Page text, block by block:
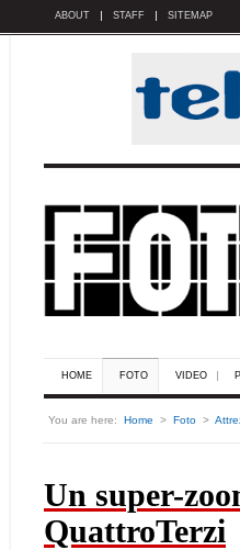
ABOUT STAFF SITEMAP
HOME FOTO VIDEO
You are here: Home > Foto >
Un super-
QuattroTerzi